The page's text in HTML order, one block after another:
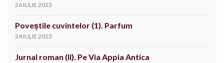
26 IULIE 2023
Poveștile cuvintelor (1). Parfum
24 IULIE 2023
Jurnal roman (II). Pe Via Appia Antica